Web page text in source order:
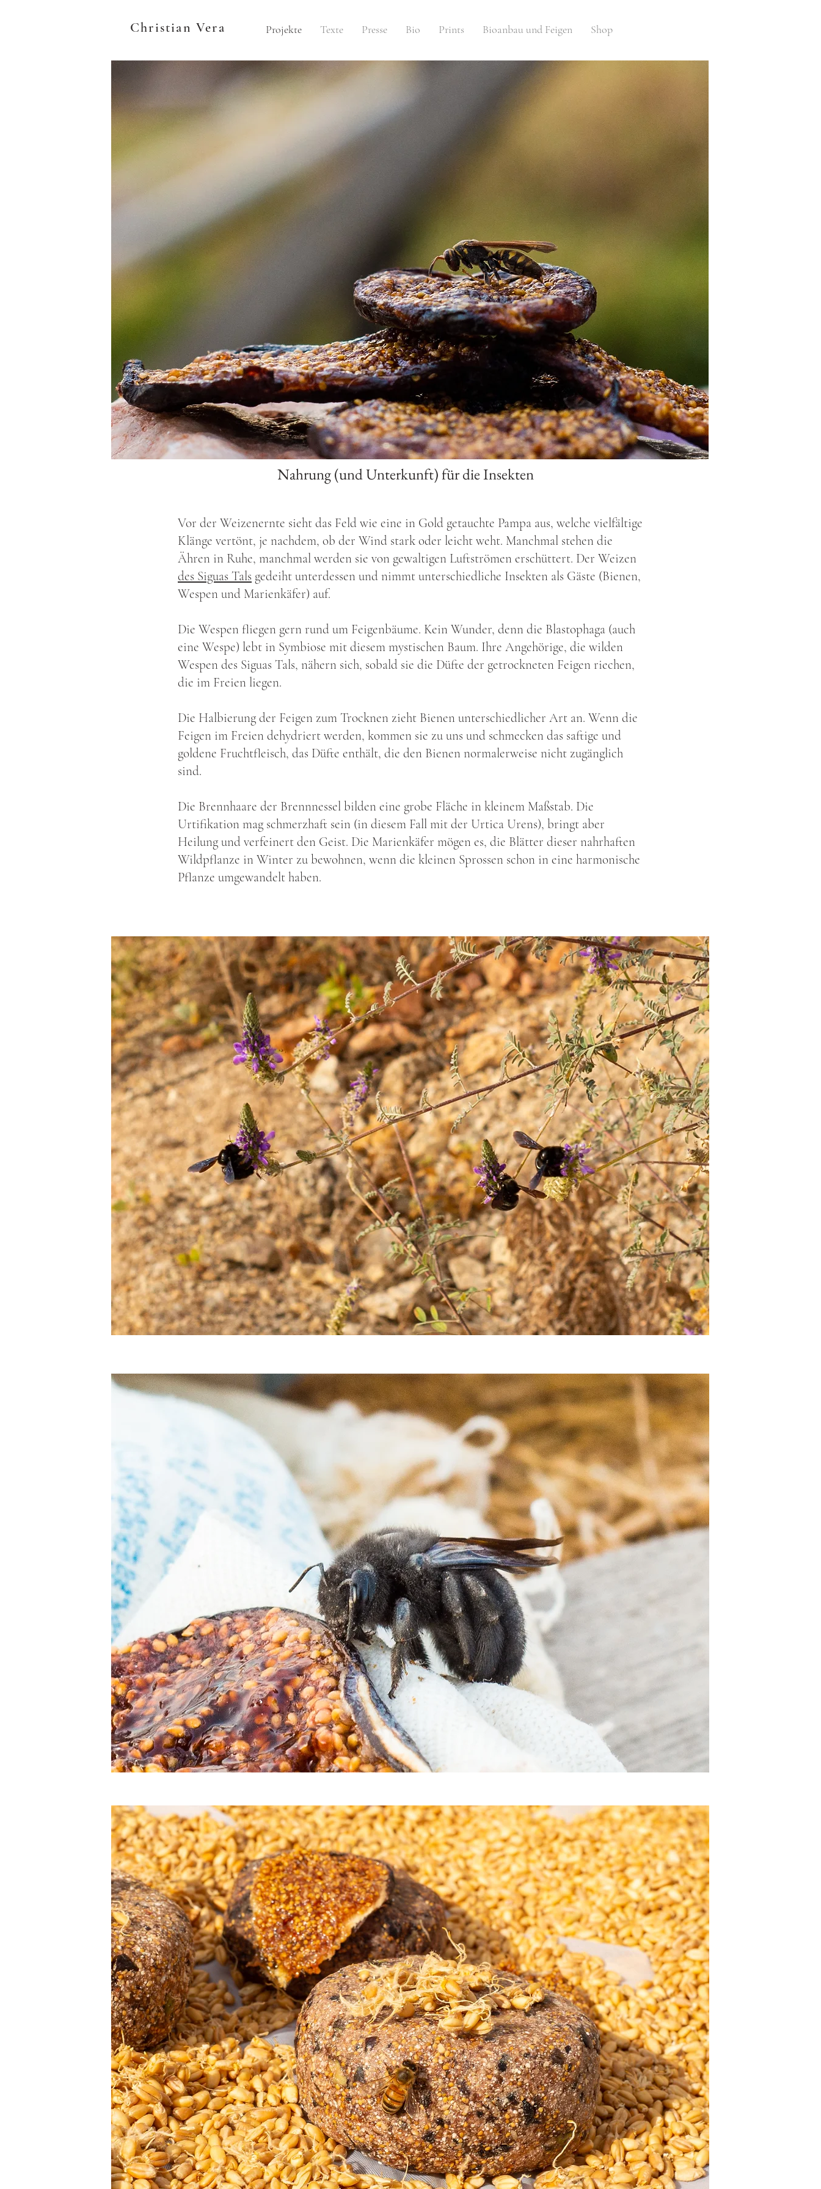
Christian Vera Projekte Texte Presse Bio Prints Bioanbau und Feigen Shop
Nahrung (und Unterkunft) für die Insekten
Vor der Weizenernte sieht das Feld wie eine in Gold getauchte Pampa aus, welche vielfältige
Klänge vertönt, je nachdem, ob der Wind stark oder leicht weht. Manchmal stehen die
Ähren in Ruhe, manchmal werden sie von gewaltigen Luftströmen erschüttert. Der Weizen
des Siguas Tals gedeiht unterdessen und nimmt unterschiedliche Insekten als Gäste (Bienen,
Wespen und Marienkäfer) auf.
Die Wespen fliegen gern rund um Feigenbäume. Kein Wunder, denn die Blastophaga (auch
eine Wespe) lebt in Symbiose mit diesem mystischen Baum. Ihre Angehörige, die wilden
Wespen des Siguas Tals, nähern sich, sobald sie die Düfte der getrockneten Feigen riechen,
die im Freien liegen.
Die Halbierung der Feigen zum Trocknen zieht Bienen unterschiedlicher Art an. Wenn die
Feigen im Freien dehydriert werden, kommen sie zu uns und schmecken das saftige und
goldene Fruchtfleisch, das Düfte enthält, die den Bienen normalerweise nicht zugänglich
sind.
Die Brennhaare der Brennnessel bilden eine grobe Fläche in kleinem Maßstab. Die
Urtifikation mag schmerzhaft sein (in diesem Fall mit der Urtica Urens), bringt aber
Heilung und verfeinert den Geist. Die Marienkäfer mögen es, die Blätter dieser nahrhaften
Wildpflanze in Winter zu bewohnen, wenn die kleinen Sprossen schon in eine harmonische
Pflanze umgewandelt haben.